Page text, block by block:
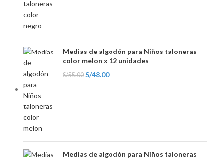
Medias de algodón para Niños taloneras
color melon x 12 unidades
S/55.00 S/48.00
Medias de algodón para Niños taloneras